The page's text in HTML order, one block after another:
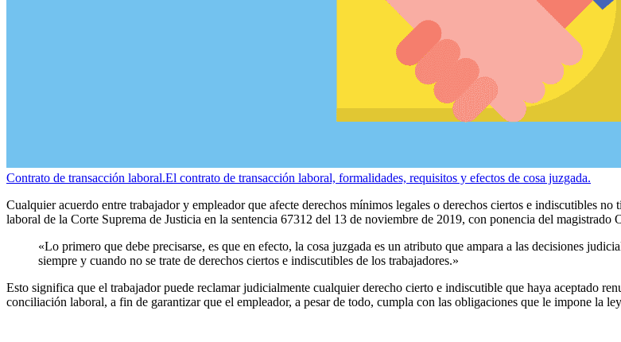
Contrato de transacción laboral.El contrato de transacción laboral, formalidades, requisitos y efectos de cosa juzgada.
Cualquier acuerdo entre trabajador y empleador que afecte derechos mínimos legales o derechos ciertos e indiscutibles
laboral de la Corte Suprema de Justicia en la sentencia 67312 del 13 de noviembre de 2019, con ponencia del magistrado
«Lo primero que debe precisarse, es que en efecto, la cosa juzgada es un atributo que ampara a las decisiones
siempre y cuando no se trate de derechos ciertos e indiscutibles de los trabajadores.»
Esto significa que el trabajador puede reclamar judicialmente cualquier derecho cierto e indiscutible que haya aceptado
conciliación laboral, a fin de garantizar que el empleador, a pesar de todo, cumpla con las obligaciones que le impone la